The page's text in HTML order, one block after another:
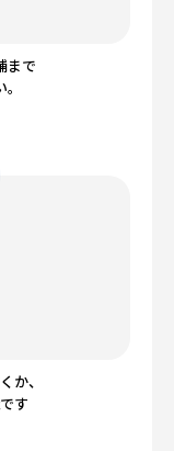
まで
か、
す